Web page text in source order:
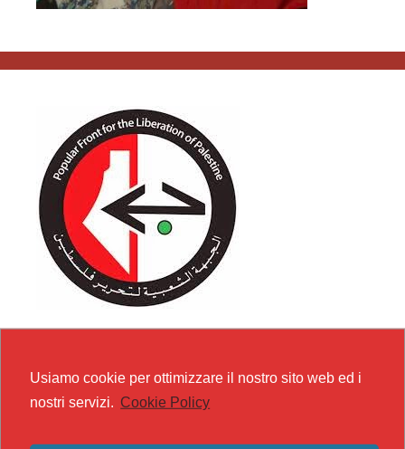
Usiamo cookie per ottimizzare il nostro sito web ed i
nostri servizi. Cookie Policy